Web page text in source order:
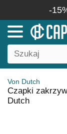
-
Von Dutch
Czapki
Dutch